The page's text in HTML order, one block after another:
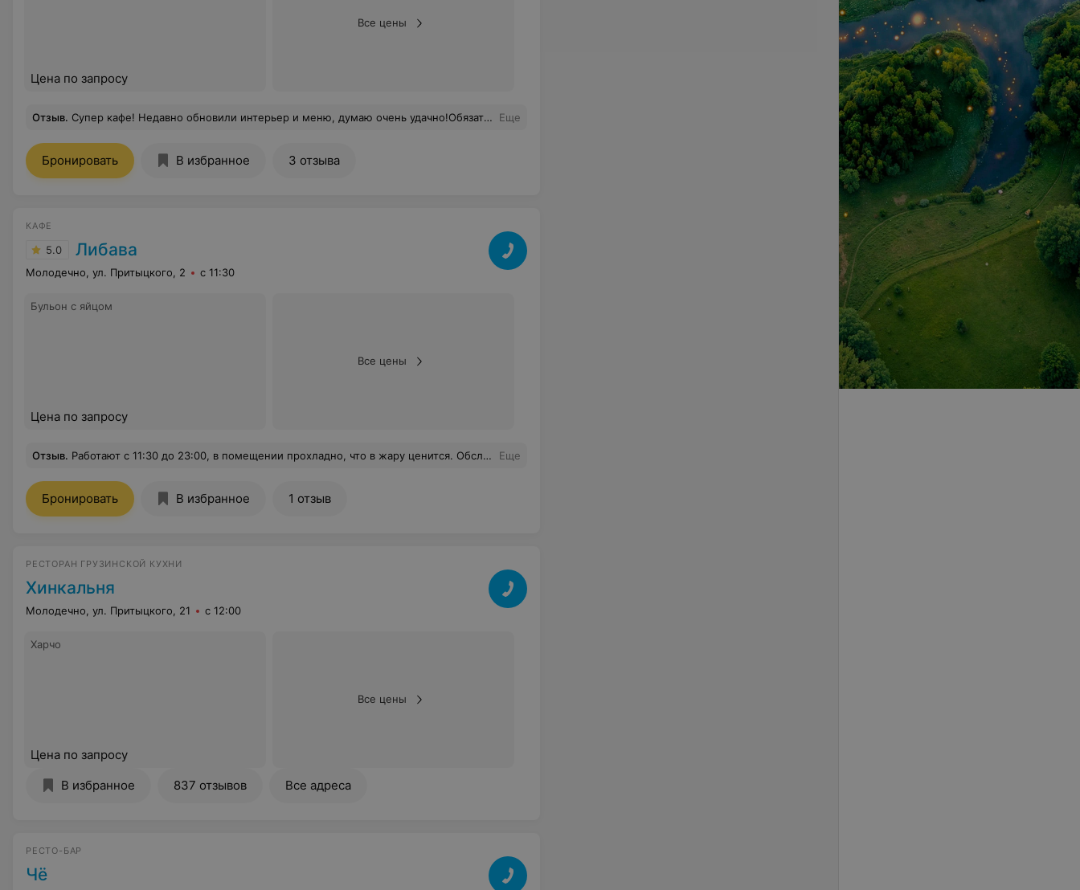
Цена по запросу
Все цены
Отзыв. Супер кафе! Недавно обновили интерьер и меню, думаю очень удачно!Обязательно посетим ещё не раз) Еще
Бронировать В избранное 3 отзыва
КАФЕ
5.0 Либава
Молодечно, ул. Притыцкого, 2 с 11:30
Бульон с яйцом
Цена по запросу
Все цены
Отзыв. Работают с 11:30 до 23:00, в помещении прохладно, что в жару ценится. Обслуживание нормальное, еда вкусная. Можно еще заглянуть. Еще
Бронировать В избранное 1 отзыв
РЕСТОРАН ГРУЗИНСКОЙ КУХНИ
Хинкальня
Молодечно, ул. Притыцкого, 21 с 12:00
Харчо
Цена по запросу
Все цены
В избранное 837 отзывов Все адреса
РЕСТО-БАР
Чё